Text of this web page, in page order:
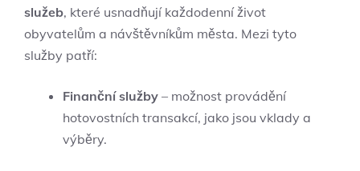
služeb, které usnadňují každodenní život
obyvatelům a návštěvníkům města. Mezi tyto
služby patří:
Finanční služby – možnost provádění
hotovostních transakcí, jako jsou vklady a
výběry.